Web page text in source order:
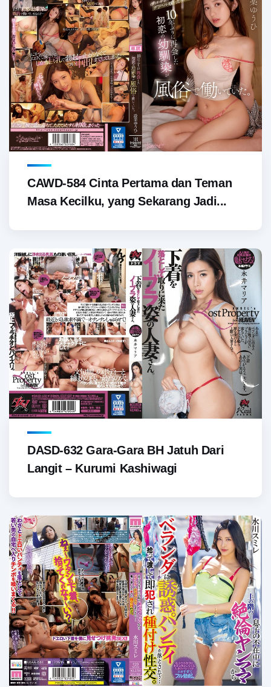
CAWD-584 Cinta Pertama dan Teman
Masa Kecilku, yang Sekarang Jadi...
DASD-632 Gara-Gara BH Jatuh Dari
Langit – Kurumi Kashiwagi